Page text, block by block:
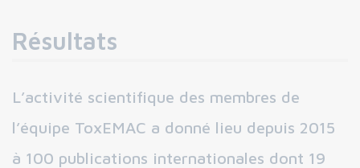
Résultats
L’activité scientifique des membres de
l’équipe ToxEMAC a donné lieu depuis 2015
à 100 publications internationales dont 19